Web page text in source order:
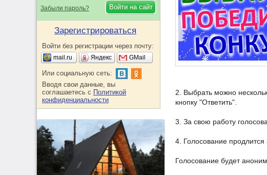
2. Выбрать можно
кнопку "Ответить".
3. За свою работу
4. Голосование
Голосование будет
Забыли пароль?
Зарегистрироваться
Войти без регистрации через почту:
mail.ru Яндекс GMail
Или социальную сеть:
Вводя свои данные, вы
соглашаетесь с Политикой
конфиденциальности